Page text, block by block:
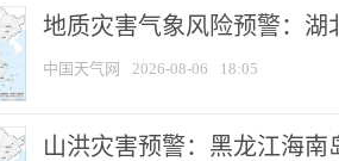
地质灾害气象风险预警：湖
中国天气网 2026-08-06 18:05
山洪灾害预警：黑龙江海